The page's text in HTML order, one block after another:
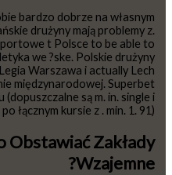
bardzo dobrze na własnym
drużyny mają problemy z.
t Polsce to be able to
we ?ske. Polskie drużyny
Warszawa i actually Lech
międzynarodowej. Superbet
są m. in. single i
łącznym kursie z . min. 1. 91).
Obstawiać Zakłady
Wzajemne?